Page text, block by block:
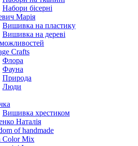
Набори бісерні
Марія
Вишивка на пластику
Вишивка на дереві
Crafts
Флора
Фауна
Природа
Люди
Вишивка хрестиком
Наталія
of handmade
Color Mix